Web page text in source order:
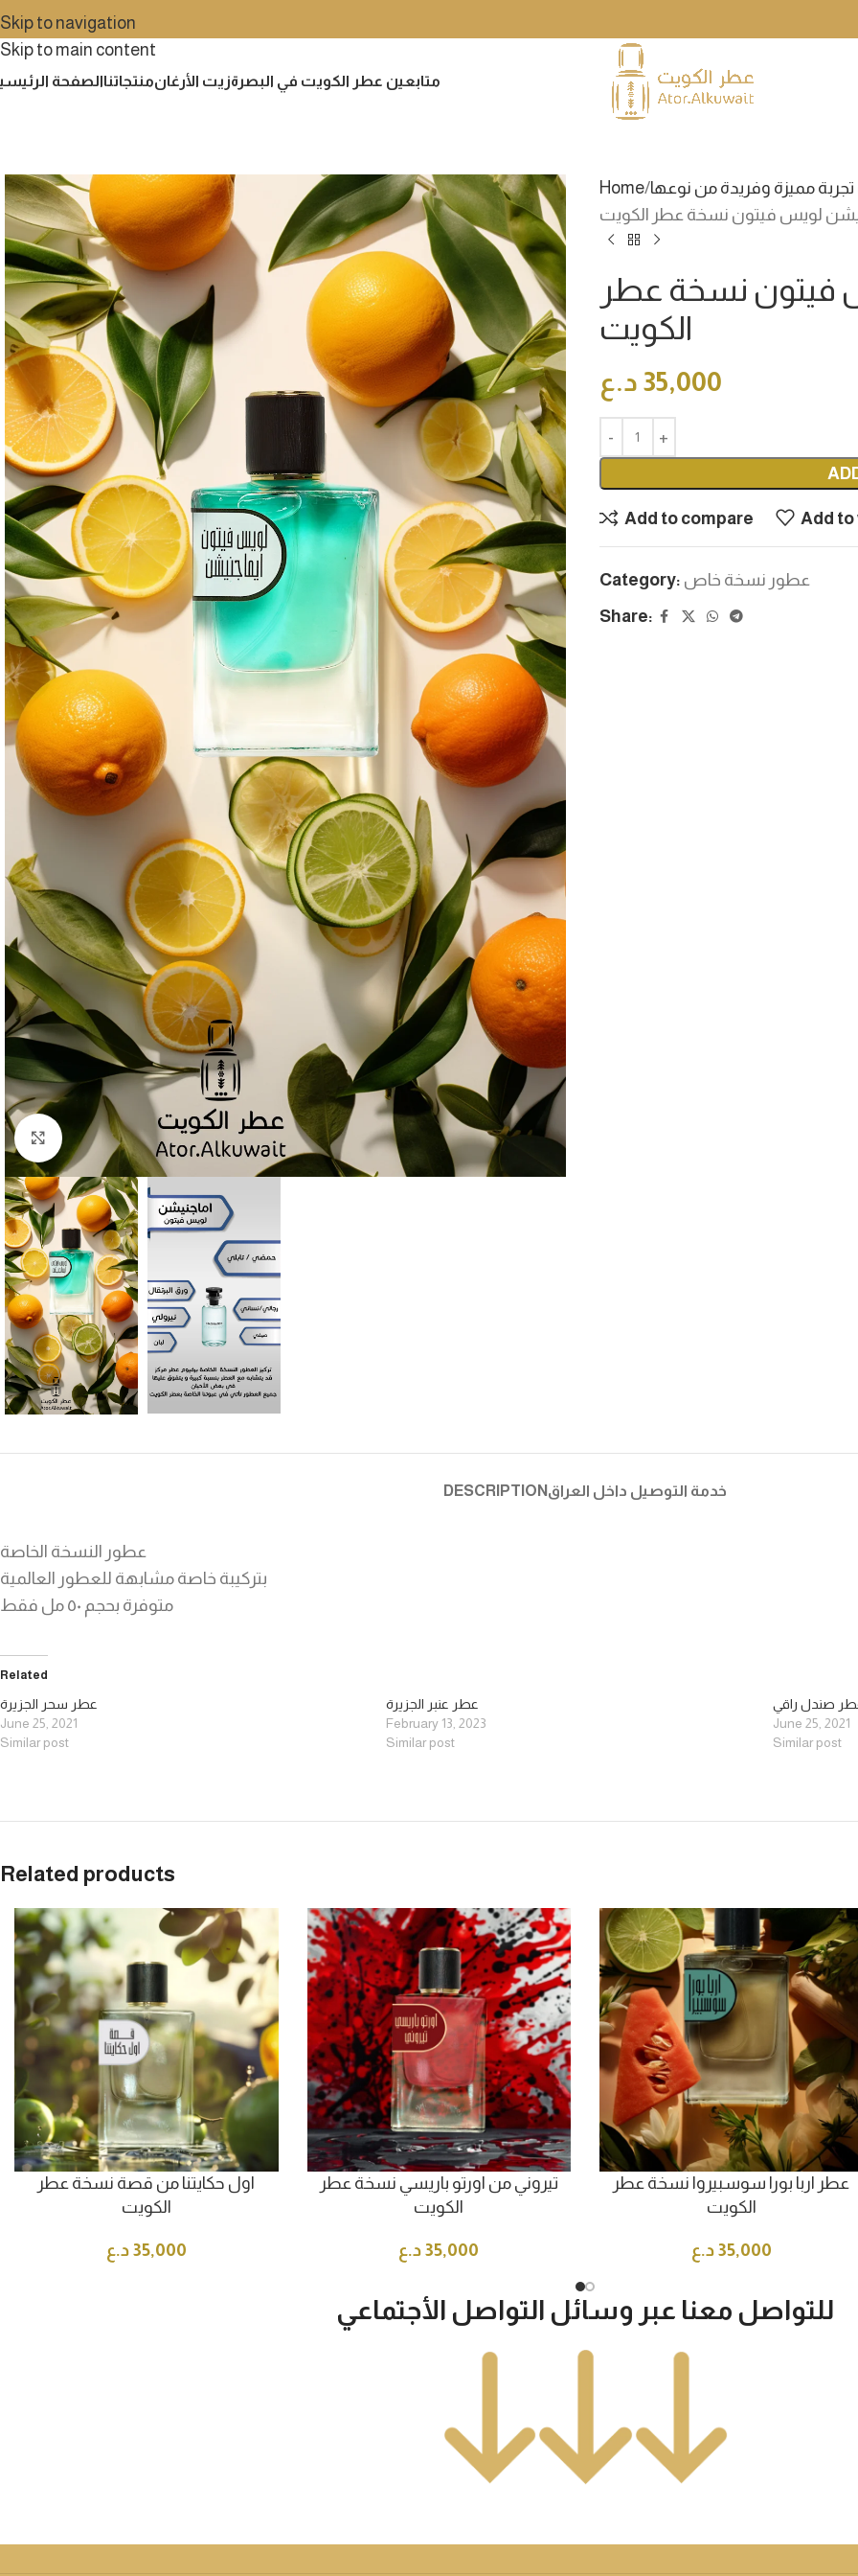
Skip to navigation
Skip to main content
الصفحةمنتجاتنازيت الأرغان
Click to enlarge
Home مميزة وفريدة من نوعها
لويس فيتون نسخة عطر الكويت
فيتون نسخة عطر
الكويت
35,000 د.ع
Add to compare Add
Category: عطور نسخة خاص
Share:
DESCRIPTION خدمة التوصيل داخل العراق
عطور النسخة الخاصة
بتركيبة خاصة مشابهة للعطور العالمية
متوفرة بحجم ٥٠ مل فقط
Related
عطر سحر الجزيرة
June 25, 2021
Similar post
عطر عنبر الجزيرة
February 13, 2023
Similar post
صندل راقي
June 25, 2021
Similar post
Related products
اول حكايتنا من قصة نسخة عطر
الكويت
35,000 د.ع
تيروني من اورتو باريسي نسخة عطر
الكويت
35,000 د.ع
عطر اربا بورا سوسبيروا نسخة عطر
الكويت
35,000 د.ع
للتواصل معنا عبر وسائل التواصل الأجتماعي